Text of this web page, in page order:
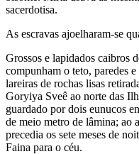
sacerdotisa.
As escravas ajoelharam-se
Grossos e lapidados caibros
compunham o teto, paredes
lareiras de rochas lisas
Goryiya Sveê ao norte das
guardado por dois eunucos
de meio metro de lâmina; ao
precedia os sete meses de
Faina para o céu.